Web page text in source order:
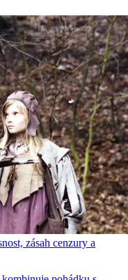
zásah cenzury a